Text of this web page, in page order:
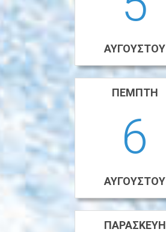
ΑΥΓΟΎΣΤΟΥ
ΠΈΜΠΤΗ
6
ΑΥΓΟΎΣΤΟΥ
ΠΑΡΑΣΚΕΥΉ